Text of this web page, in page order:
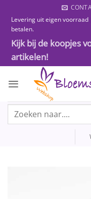
naar
inhoud
Levering uit eigen
betalen.
Kijk bij de koopjes
artikelen!
Zoeken